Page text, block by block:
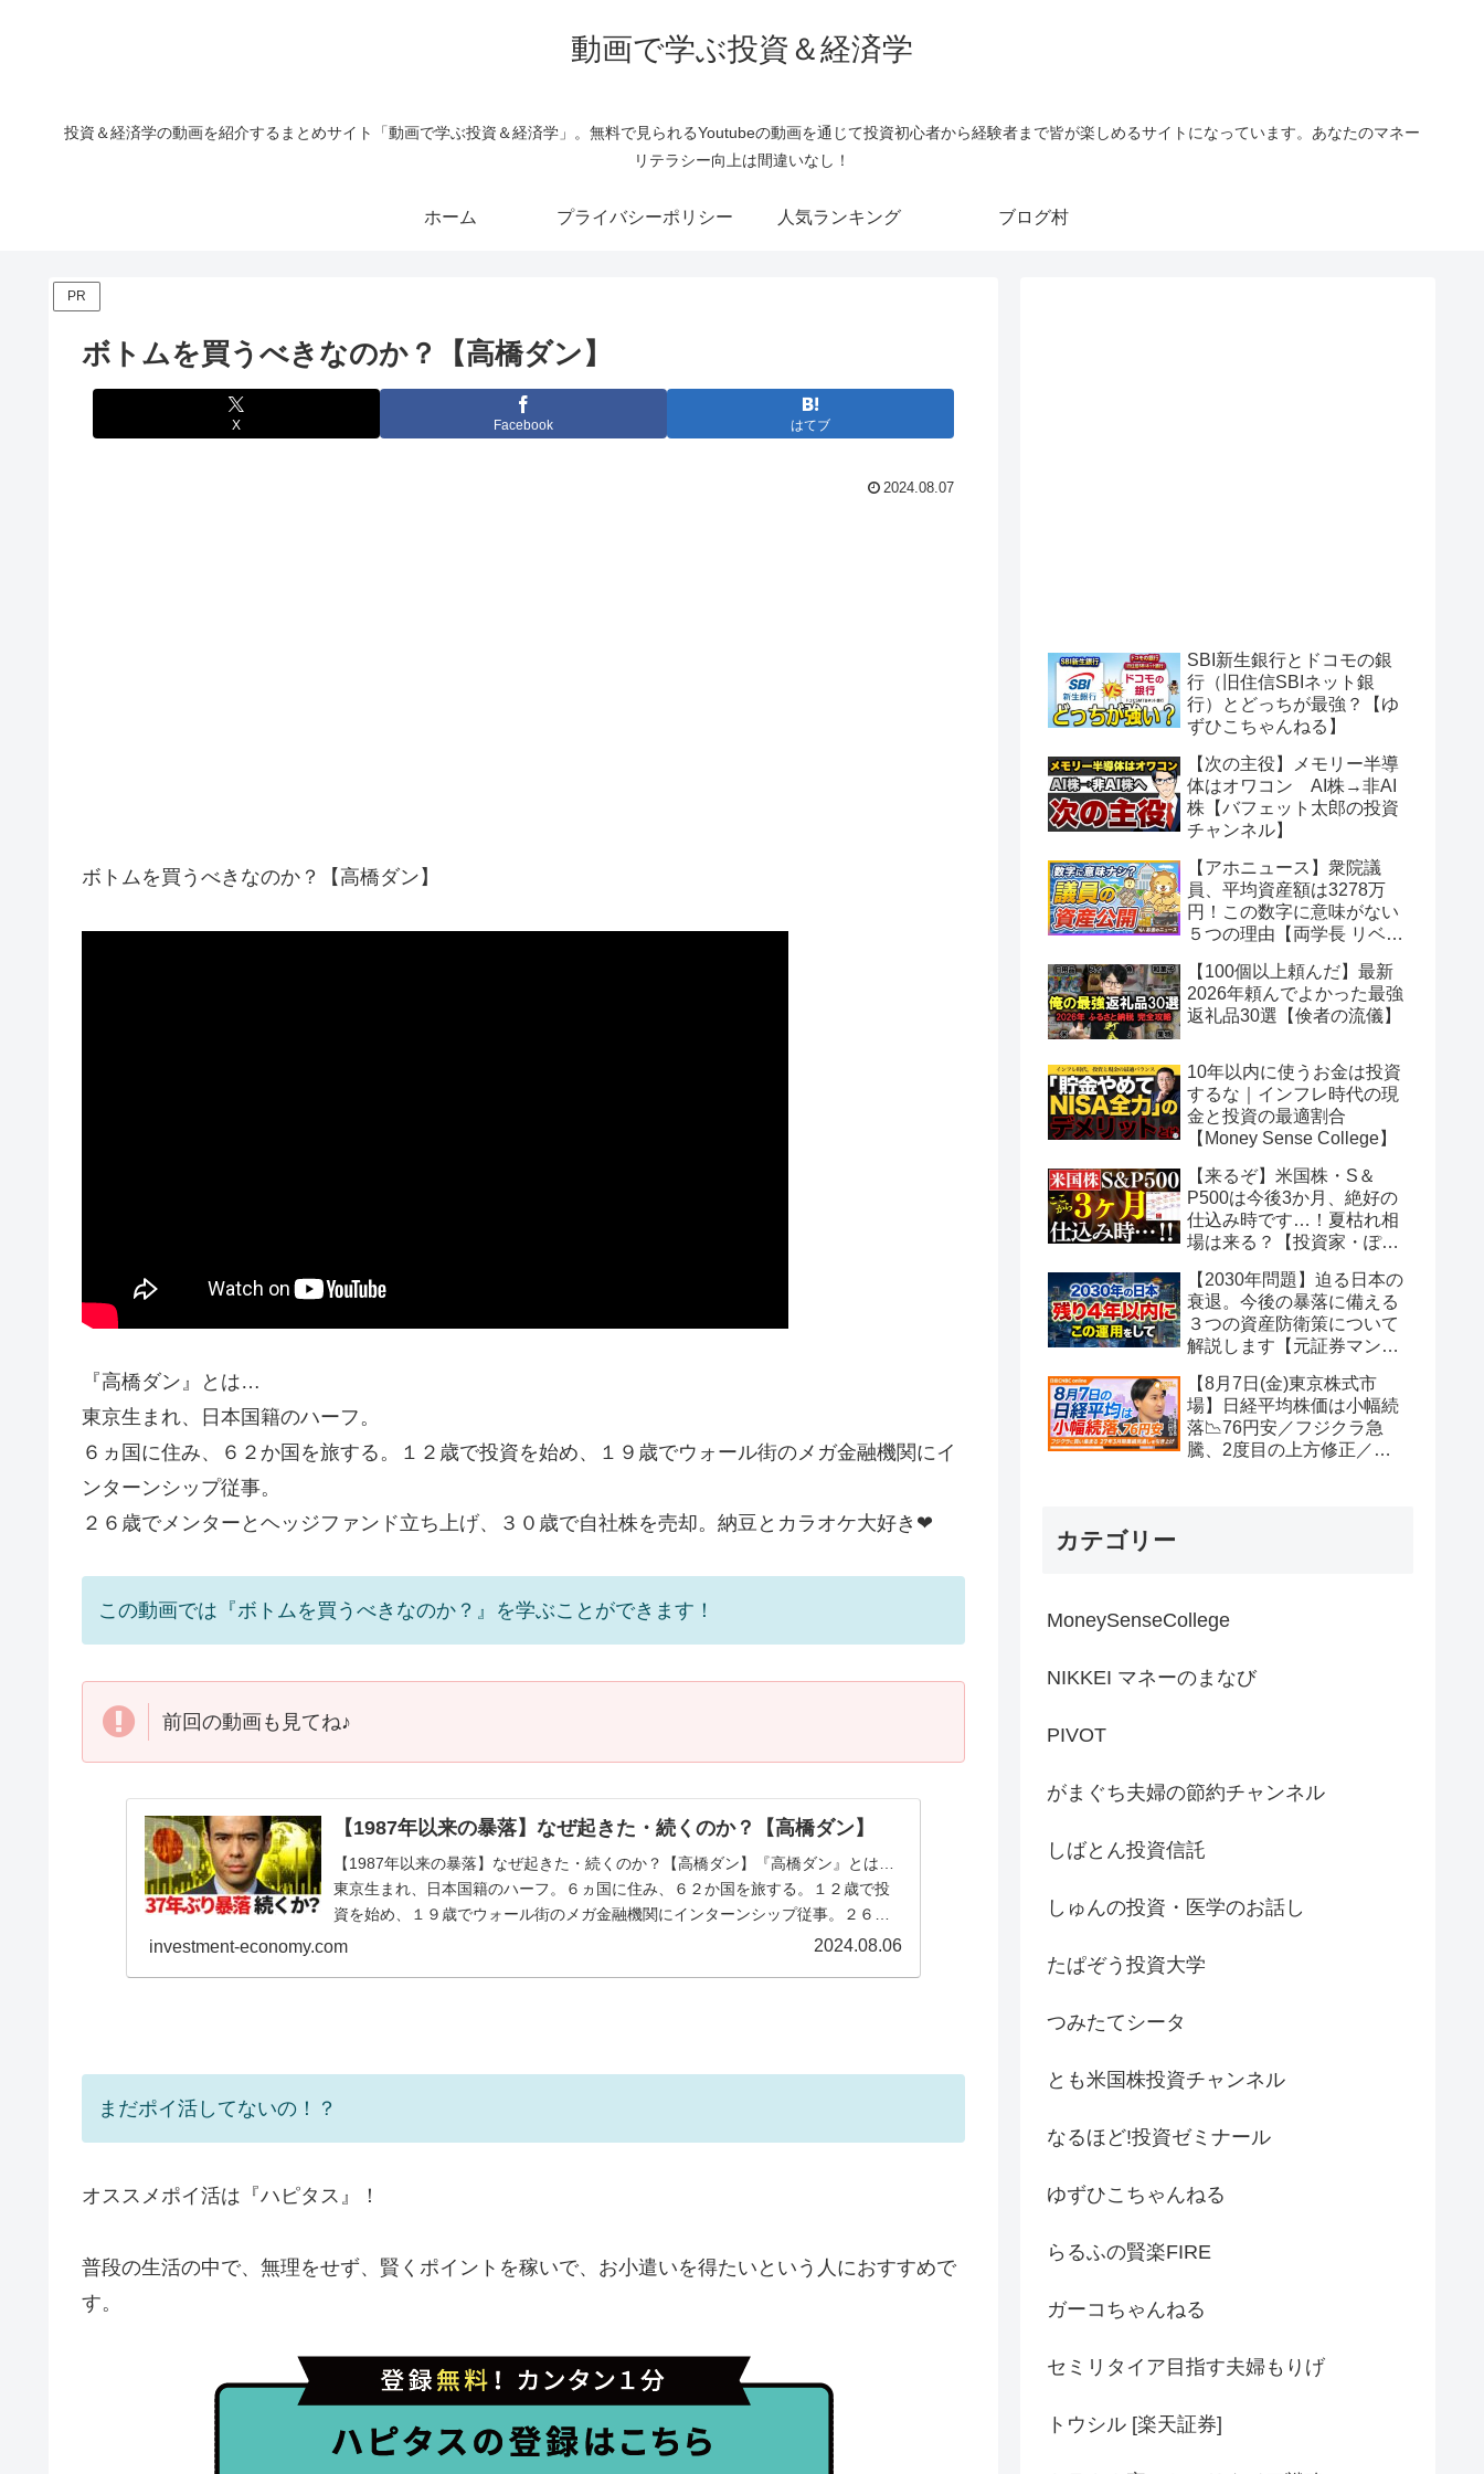
動画で学ぶ投資＆経済学
投資＆経済学の動画を紹介するまとめサイト「動画で学ぶ投資＆経済学」。無料で見られるYoutubeの動画を通じて投資初心者から経験者まで皆が楽しめるサイトになっています。あなたのマネー
リテラシー向上は間違いなし！
ホーム プライバシーポリシー 人気ランキング ブログ村
PR
ボトムを買うべきなのか？【高橋ダン】
X Facebook はてブ
2024.08.07
ボトムを買うべきなのか？【高橋ダン】
『高橋ダン』とは…
東京生まれ、日本国籍のハーフ。
６ヵ国に住み、６２か国を旅する。１２歳で投資を始め、１９歳でウォール街のメガ金融機関にイ
ンターンシップ従事。
２６歳でメンターとヘッジファンド立ち上げ、３０歳で自社株を売却。納豆とカラオケ大好き❤
この動画では『ボトムを買うべきなのか？』を学ぶことができます！
前回の動画も見てね♪
【1987年以来の暴落】なぜ起きた・続くのか？【高橋ダン】
【1987年以来の暴落】なぜ起きた・続くのか？【高橋ダン】『高橋ダン』とは…
東京生まれ、日本国籍のハーフ。６ヵ国に住み、６２か国を旅する。１２歳で投
資を始め、１９歳でウォール街のメガ金融機関にインターンシップ従事。２６歳
でメンターとヘッジフ...
investment-economy.com 2024.08.06
まだポイ活してないの！？
オススメポイ活は『ハピタス』！
普段の生活の中で、無理をせず、賢くポイントを稼いで、お小遣いを得たいという人におすすめで
す。
SBI新生銀行とドコモの銀
行（旧住信SBIネット銀
行）とどっちが最強？【ゆ
ずひこちゃんねる】
【次の主役】メモリー半導
体はオワコン AI株→非AI
株【バフェット太郎の投資
チャンネル】
【アホニュース】衆院議
員、平均資産額は3278万
円！この数字に意味がない
５つの理由【両学長 リベラ
【100個以上頼んだ】最新
2026年頼んでよかった最強
返礼品30選【倹者の流儀】
10年以内に使うお金は投資
するな｜インフレ時代の現
金と投資の最適割合
【Money Sense College】
【来るぞ】米国株・S＆
P500は今後3か月、絶好の
仕込み時です…！夏枯れ相
場は来る？【投資家・ぽん
【2030年問題】迫る日本の
衰退。今後の暴落に備える
３つの資産防衛策について
解説します【元証券マンの
【8月7日(金)東京株式市
場】日経平均株価は小幅続
落📉76円安／フジクラ急
騰、2度目の上方修正／好
カテゴリー
MoneySenseCollege
NIKKEI マネーのまなび
PIVOT
がまぐち夫婦の節約チャンネル
しばとん投資信託
しゅんの投資・医学のお話し
たぱぞう投資大学
つみたてシータ
とも米国株投資チャンネル
なるほど!投資ゼミナール
ゆずひこちゃんねる
らるふの賢楽FIRE
ガーコちゃんねる
セミリタイア目指す夫婦もりげ
トウシル [楽天証券]